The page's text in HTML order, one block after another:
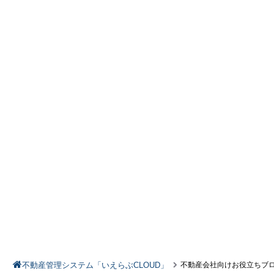
不動産管理システム「いえらぶCLOUD」 不動産会社向けお役立ちブ